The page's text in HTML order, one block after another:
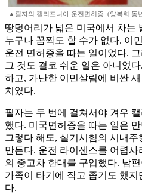
▲필자의 캘리포니아 운전면허증. (양복희 동
땅덩어리가 넓은 미국에서 차는
누구나 꼼짝도 할 수가 없다. 이
운전 면허증을 따는 일이었다.
그 것도 결코 쉬운 일은 아니었
하고, 가난한 이민살림에 비싼
치였다.
필자는 두 번에 걸쳐서야 겨우
했다. 미국면허증을 따는 일은
그렇다 해도, 실기시험의 시내주
만든다. 운전 라이센스를 어렵
의 중고차 한대를 구입했다. 남
가족이 타기에 작고 좁기도 했
다.